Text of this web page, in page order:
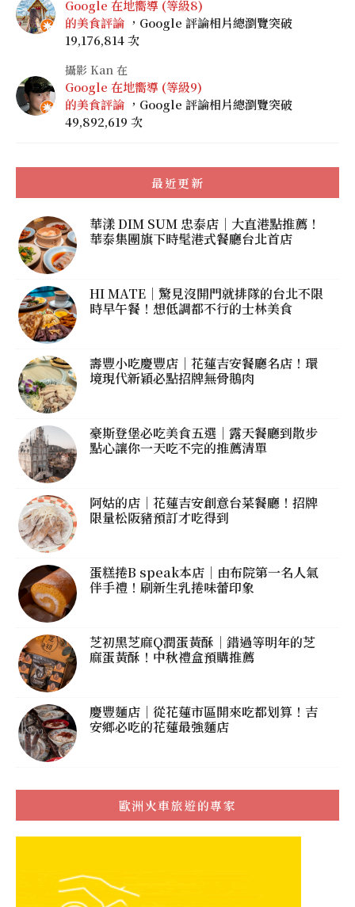
Google 在地嚮導 (等級8)
的美食評論 ，Google 評論相片總瀏覽突破
19,176,814 次
攝影 Kan 在
Google 在地嚮導 (等級9)
的美食評論 ，Google 評論相片總瀏覽突破
49,892,619 次
最近更新
華漾 DIM SUM 忠泰店｜大直港點推薦！
華泰集團旗下時髦港式餐廳台北首店
HI MATE｜驚見沒開門就排隊的台北不限
時早午餐！想低調都不行的士林美食
壽豐小吃慶豐店｜花蓮吉安餐廳名店！環
境現代新穎必點招牌無骨鵝肉
豪斯登堡必吃美食五選｜露天餐廳到散步
點心讓你一天吃不完的推薦清單
阿姑的店｜花蓮吉安創意台菜餐廳！招牌
限量松阪豬預訂才吃得到
蛋糕捲B speak本店｜由布院第一名人氣
伴手禮！刷新生乳捲味蕾印象
芝初黑芝麻Q潤蛋黃酥｜錯過等明年的芝
麻蛋黃酥！中秋禮盒預購推薦
慶豐麵店｜從花蓮市區開來吃都划算！吉
安鄉必吃的花蓮最強麵店
歐洲火車旅遊的專家